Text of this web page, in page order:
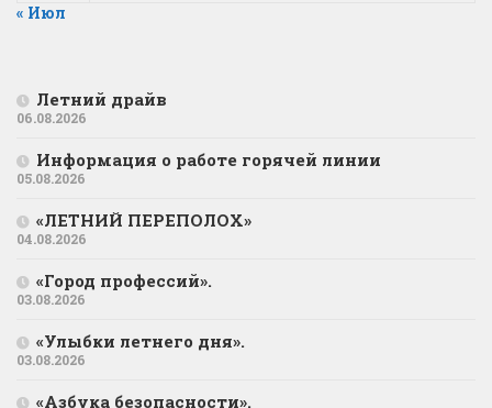
« Июл
Летний драйв
06.08.2026
Информация о работе горячей линии
05.08.2026
«ЛЕТНИЙ ПЕРЕПОЛОХ»
04.08.2026
«Город профессий».
03.08.2026
«Улыбки летнего дня».
03.08.2026
«Азбука безопасности».